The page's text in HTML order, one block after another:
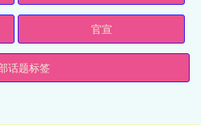
官宣
话题标签